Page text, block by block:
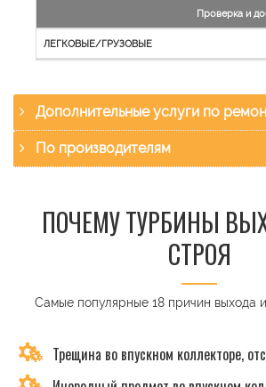
Проверка и
Дополнительные услуги по
По производителям
ПОЧЕМУ ТУРБИНЫ
СТРОЯ
Самые популярные 18 причин выхода
Трещина во впускном коллекторе,